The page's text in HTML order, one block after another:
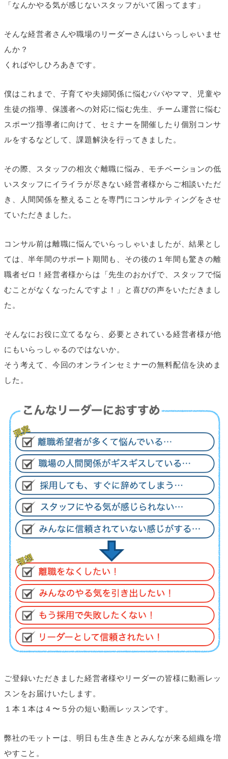
「なんかやる気が感じないスタッフがいて困ってます」
そんな経営者さんや職場のリーダーさんはいらっしゃいませ
んか？
くればやしひろあきです。
僕はこれまで、子育てや夫婦関係に悩むパパやママ、児童や
生徒の指導、保護者への対応に悩む先生、チーム運営に悩む
スポーツ指導者に向けて、セミナーを開催したり個別コンサ
ルをするなどして、課題解決を行ってきました。
その際、スタッフの相次ぐ離職に悩み、モチベーションの低
いスタッフにイライラが尽きない経営者様からご相談いただ
き、人間関係を整えることを専門にコンサルティングをさせ
ていただきました。
コンサル前は離職に悩んでいらっしゃいましたが、結果とし
ては、半年間のサポート期間も、その後の１年間も驚きの離
職者ゼロ！経営者様からは「先生のおかげで、スタッフで悩
むことがなくなったんですよ！」と喜びの声をいただきまし
た。
そんなにお役に立てるなら、必要とされている経営者様が他
にもいらっしゃるのではないか。
そう考えて、今回のオンラインセミナーの無料配信を決めま
した。
ご登録いただきました経営者様やリーダーの皆様に動画レッ
スンをお届けいたします。
１本１本は４〜５分の短い動画レッスンです。
弊社のモットーは、明日も生き生きとみんなが来る組織を増
やすこと。